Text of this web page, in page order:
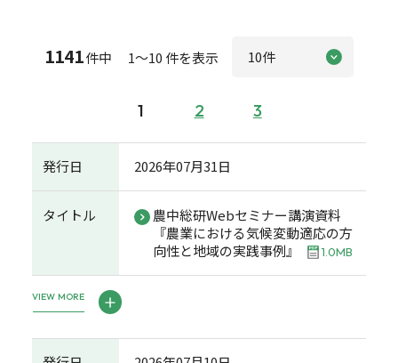
1141件中 1～10 件を表示
1 2 3
発行日 2026年07月31日
タイトル
農中総研Webセミナー講演資料
『農業における気候変動適応の方
向性と地域の実践事例』
1.0MB
VIEW MORE